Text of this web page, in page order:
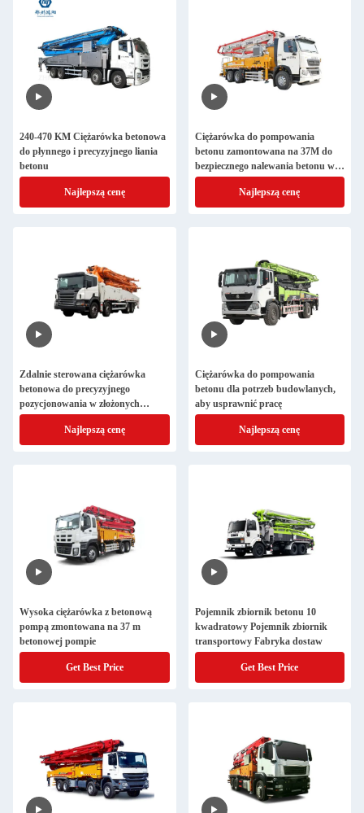
240-470 KM Ciężarówka betonowa
do płynnego i precyzyjnego liania
betonu
Najlepszą cenę
Ciężarówka do pompowania
betonu zamontowana na 37M do
bezpiecznego nalewania betonu w
projektach budowlanych
Najlepszą cenę
Zdalnie sterowana ciężarówka
betonowa do precyzyjnego
pozycjonowania w złożonych
środowiskach
Najlepszą cenę
Ciężarówka do pompowania
betonu dla potrzeb budowlanych,
aby usprawnić pracę
Najlepszą cenę
Wysoka ciężarówka z betonową
pompą zmontowana na 37 m
betonowej pompie
Get Best Price
Pojemnik zbiornik betonu 10
kwadratowy Pojemnik zbiornik
transportowy Fabryka dostaw
Get Best Price